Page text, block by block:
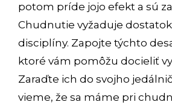
potom príde jojo efekt a sú
Chudnutie vyžaduje
disciplíny. Zapojte týchto
ktoré vám pomôžu docieliť
Zaraďte ich do svojho
vieme, že sa máme pri